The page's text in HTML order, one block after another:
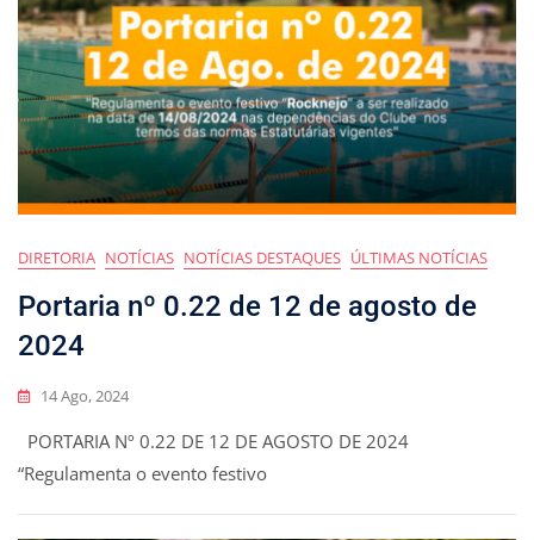
DIRETORIA NOTÍCIAS NOTÍCIAS DESTAQUES ÚLTIMAS NOTÍCIAS
Portaria nº 0.22 de 12 de agosto de
2024
14 Ago, 2024
PORTARIA Nº 0.22 DE 12 DE AGOSTO DE 2024
“Regulamenta o evento festivo